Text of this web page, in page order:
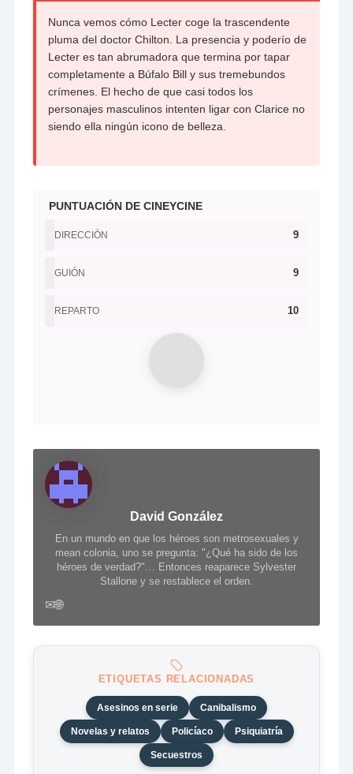
Nunca vemos cómo Lecter coge la trascendente
pluma del doctor Chilton. La presencia y poderío de
Lecter es tan abrumadora que termina por tapar
completamente a Búfalo Bill y sus tremebundos
crímenes. El hecho de que casi todos los
personajes masculinos intenten ligar con Clarice no
siendo ella ningún icono de belleza.
PUNTUACIÓN DE CINEYCINE
DIRECCIÓN 9
GUIÓN 9
REPARTO 10
David González
En un mundo en que los héroes son metrosexuales y
mean colonia, uno se pregunta: "¿Qué ha sido de los
héroes de verdad?"… Entonces reaparece Sylvester
Stallone y se restablece el orden.
✉🌐
ETIQUETAS RELACIONADAS
Asesinos en serie Canibalismo
Novelas y relatos Policíaco Psiquiatría
Secuestros